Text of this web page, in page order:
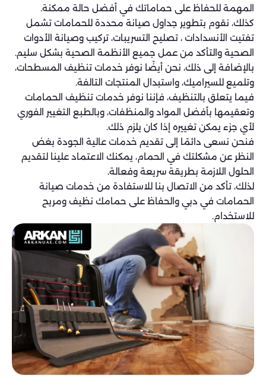
المهمة للحفاظ على حماماتك في أفضل حالة ممكنة.
كذلك، نقوم بتطوير جداول صيانة محددة للحمامات تشمل
تفتيت الأنسدادات ، تصليح التسريبات، تركيب وصيانة الأدوات
الصحية والتأكد من عمل جميع الأنظمة الصحية بشكل سليم.
بالإضافة إلى ذلك، نحن أيضًا نوفر خدمات تنظيف المسطحات،
وتلميع للسيراميك، واستبدال المنتجات التالفة.
فيما يتعلق بالتنظيف، فإننا نوفر خدمات تنظيف الحمامات
وتعقيمها بأفضل المواد والمنظفات، وبالطبع التغيير الفوري
لأي جزء يمكن تغييره إذا كان يلزم ذلك.
فنحن نسعى دائمًا إلى تقديم خدمات عالية الجودة بغض
النظر عن مشكلتك في الحمام، يمكنك الاعتماد علينا لتقديم
الحلول اللازمة بطريقة سريعة وفعالة.
لذلك، تأكد من الاتصال بنا للاستفادة من خدمات صيانة
الحمامات في دبي والحفاظ على حمامك نظيف ومريح
للاستخدام.